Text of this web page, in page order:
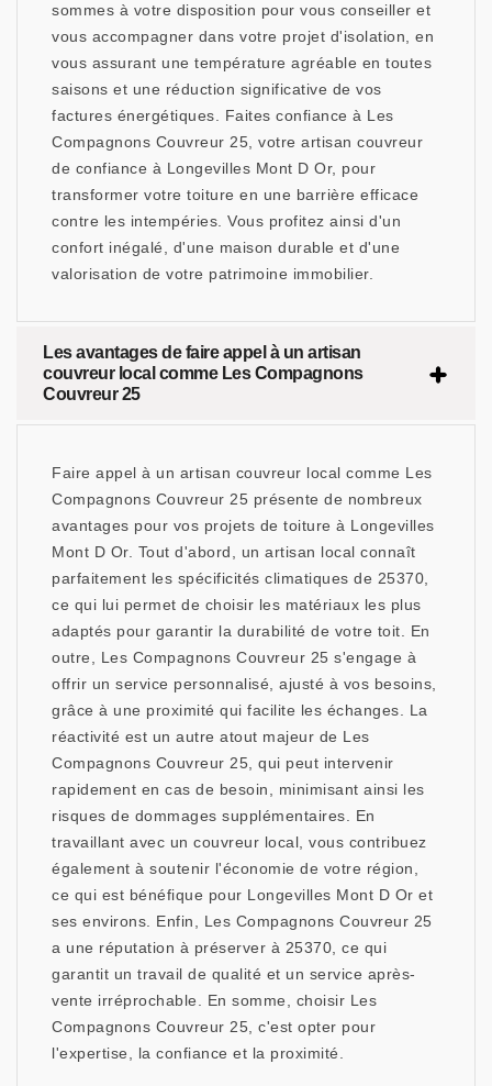
sommes à votre disposition pour vous conseiller et
vous accompagner dans votre projet d'isolation, en
vous assurant une température agréable en toutes
saisons et une réduction significative de vos
factures énergétiques. Faites confiance à Les
Compagnons Couvreur 25, votre artisan couvreur
de confiance à Longevilles Mont D Or, pour
transformer votre toiture en une barrière efficace
contre les intempéries. Vous profitez ainsi d'un
confort inégalé, d'une maison durable et d'une
valorisation de votre patrimoine immobilier.
Les avantages de faire appel à un artisan
couvreur local comme Les Compagnons
Couvreur 25
Faire appel à un artisan couvreur local comme Les
Compagnons Couvreur 25 présente de nombreux
avantages pour vos projets de toiture à Longevilles
Mont D Or. Tout d'abord, un artisan local connaît
parfaitement les spécificités climatiques de 25370,
ce qui lui permet de choisir les matériaux les plus
adaptés pour garantir la durabilité de votre toit. En
outre, Les Compagnons Couvreur 25 s'engage à
offrir un service personnalisé, ajusté à vos besoins,
grâce à une proximité qui facilite les échanges. La
réactivité est un autre atout majeur de Les
Compagnons Couvreur 25, qui peut intervenir
rapidement en cas de besoin, minimisant ainsi les
risques de dommages supplémentaires. En
travaillant avec un couvreur local, vous contribuez
également à soutenir l'économie de votre région,
ce qui est bénéfique pour Longevilles Mont D Or et
ses environs. Enfin, Les Compagnons Couvreur 25
a une réputation à préserver à 25370, ce qui
garantit un travail de qualité et un service après-
vente irréprochable. En somme, choisir Les
Compagnons Couvreur 25, c'est opter pour
l'expertise, la confiance et la proximité.